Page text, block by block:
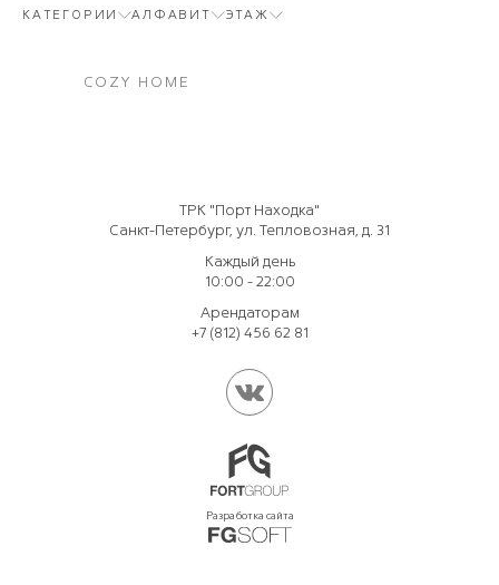
КАТЕГОРИИ АЛФАВИТ ЭТАЖ
COZY HOME
Каждый день
10:00 - 22:00
Арендаторам
+7 (812) 456 62 81
ТРК "Порт Находка"
Санкт-Петербург, ул. Тепловозная, д. 31
Разработка сайта